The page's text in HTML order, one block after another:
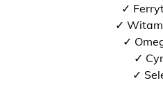
✓
✓
✓
✓
✓